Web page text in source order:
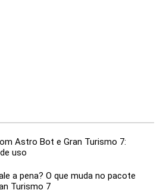
Astro Bot e Gran Turismo 7:
uso
a pena? O que muda no pacote
Turismo 7